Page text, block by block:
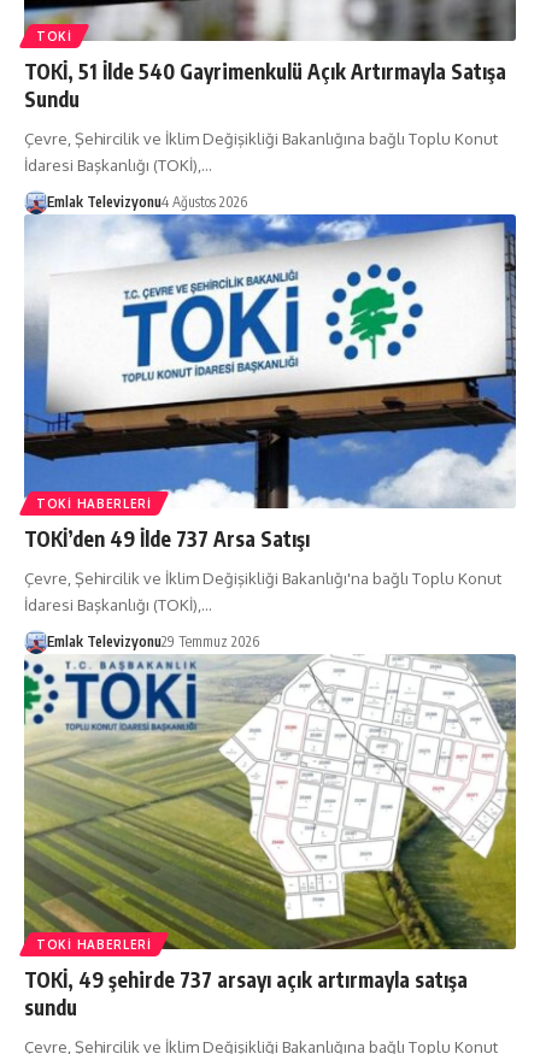
TOKİ
TOKİ, 51 İlde 540 Gayrimenkulü Açık Artırmayla Satışa
Sundu
Çevre, Şehircilik ve İklim Değişikliği Bakanlığına bağlı Toplu Konut
İdaresi Başkanlığı (TOKİ),…
Emlak Televizyonu4 Ağustos 2026
TOKI HABERLERI
TOKİ’den 49 İlde 737 Arsa Satışı
Çevre, Şehircilik ve İklim Değişikliği Bakanlığı'na bağlı Toplu Konut
İdaresi Başkanlığı (TOKİ),…
Emlak Televizyonu29 Temmuz 2026
TOKI HABERLERI
TOKİ, 49 şehirde 737 arsayı açık artırmayla satışa
sundu
Çevre, Şehircilik ve İklim Değişikliği Bakanlığına bağlı Toplu Konut